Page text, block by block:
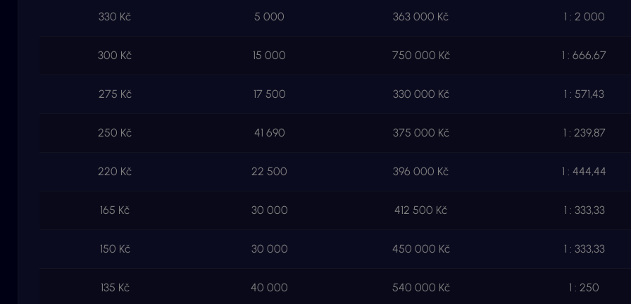
330 Kč 5 000 363 000 Kč 1 : 2 000
300 Kč 15 000 750 000 Kč 1 : 666,67
275 Kč 17 500 330 000 Kč 1 : 571,43
250 Kč 41 690 375 000 Kč 1 : 239,87
220 Kč 22 500 396 000 Kč 1 : 444,44
165 Kč 30 000 412 500 Kč 1 : 333,33
150 Kč 30 000 450 000 Kč 1 : 333,33
135 Kč 40 000 540 000 Kč 1 : 250